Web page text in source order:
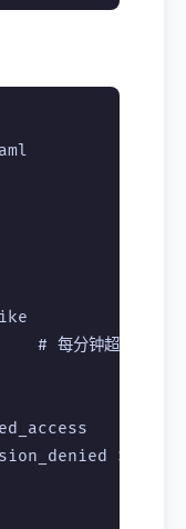
# 每分钟超过 100
> 10/